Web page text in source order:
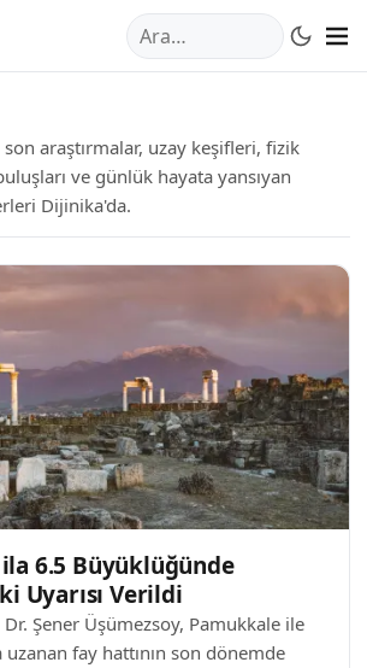
,Beylikdüzü34520TRTelefon:0850
araştırmalar, uzay keşifleri, fizik
ve günlük hayata yansıyan
Dijinika'da.
6.5 Büyüklüğünde
Uyarısı Verildi
Şener Üşümezsoy, Pamukkale ile
uzanan fay hattının son dönemde